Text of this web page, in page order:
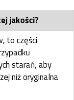
jakości?
to części
starań, aby
niż oryginalna